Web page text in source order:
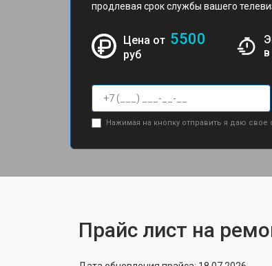
продлевая срок службы вашего
Цена от 5500
руб
Нажимая на кнопку отправить я даю свое
Прайс лист на